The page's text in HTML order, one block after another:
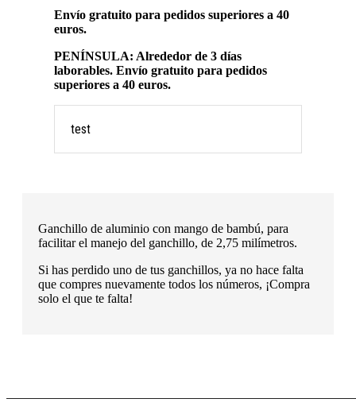
Envío gratuito para pedidos superiores a 40
euros.
PENÍNSULA: Alrededor de 3 días
laborables. Envío gratuito para pedidos
superiores a 40 euros.
test
Ganchillo de aluminio con mango de bambú, para
facilitar el manejo del ganchillo, de 2,75 milímetros.
Si has perdido uno de tus ganchillos, ya no hace falta
que compres nuevamente todos los números, ¡Compra
solo el que te falta!